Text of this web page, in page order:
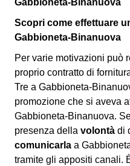
Gabbioneta-Binanuova
Scopri come effettuare
Gabbioneta-Binanuova
Per varie motivazioni può
proprio contratto di
Tre a Gabbioneta-
promozione che si aveva
Gabbioneta-Binanuova.
presenza della volontà di
comunicarla a
tramite gli appositi canali.